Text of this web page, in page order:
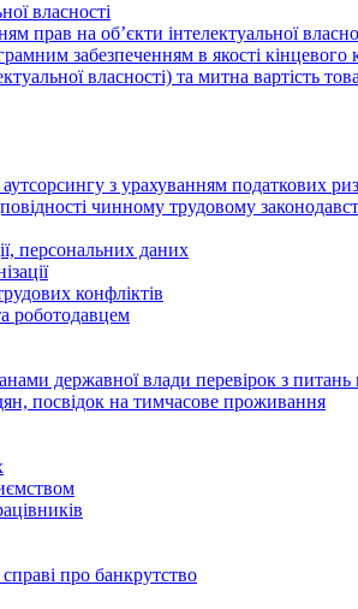
власності
прав на об’єкти інтелектуальної
забезпеченням в якості кінцевого
власності) та митна вартість
з урахуванням податкових
чинному трудовому
персональних даних
конфліктів
роботодавцем
державної влади перевірок з питань
посвідок на тимчасове проживання
про банкрутство